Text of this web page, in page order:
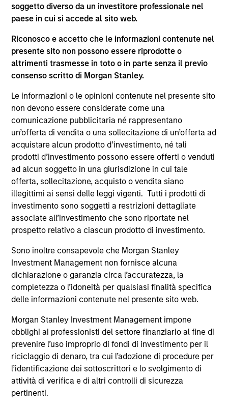
soggetto diverso da un investitore professionale nel
paese in cui si accede al sito web.
Riconosco e accetto che le informazioni contenute nel
presente sito non possono essere riprodotte o
altrimenti trasmesse in toto o in parte senza il previo
consenso scritto di Morgan Stanley.
Le informazioni o le opinioni contenute nel presente sito
non devono essere considerate come una
comunicazione pubblicitaria né rappresentano
un’offerta di vendita o una sollecitazione di un’offerta ad
acquistare alcun prodotto d’investimento, né tali
prodotti d’investimento possono essere offerti o venduti
ad alcun soggetto in una giurisdizione in cui tale
offerta, sollecitazione, acquisto o vendita siano
illegittimi ai sensi delle leggi vigenti. Tutti i prodotti di
investimento sono soggetti a restrizioni dettagliate
associate all’investimento che sono riportate nel
prospetto relativo a ciascun prodotto di investimento.
Sono inoltre consapevole che Morgan Stanley
Investment Management non fornisce alcuna
dichiarazione o garanzia circa l’accuratezza, la
completezza o l’idoneità per qualsiasi finalità specifica
delle informazioni contenute nel presente sito web.
Morgan Stanley Investment Management impone
obblighi ai professionisti del settore finanziario al fine di
prevenire l’uso improprio di fondi di investimento per il
riciclaggio di denaro, tra cui l’adozione di procedure per
l’identificazione dei sottoscrittori e lo svolgimento di
attività di verifica e di altri controlli di sicurezza
pertinenti.
Federation of Municipal Analysts.
Approfondimenti correlati
MARKET OUTLOOK
Steep Muni Yield Curve Highlights
Potential Gains in 2026
The municipal bond market has a lot going for
especially compelling compared with other
fixed-income sectors. Craig R. Brandon, Co-
Head of Municipals, explains.
26-DIC-2025